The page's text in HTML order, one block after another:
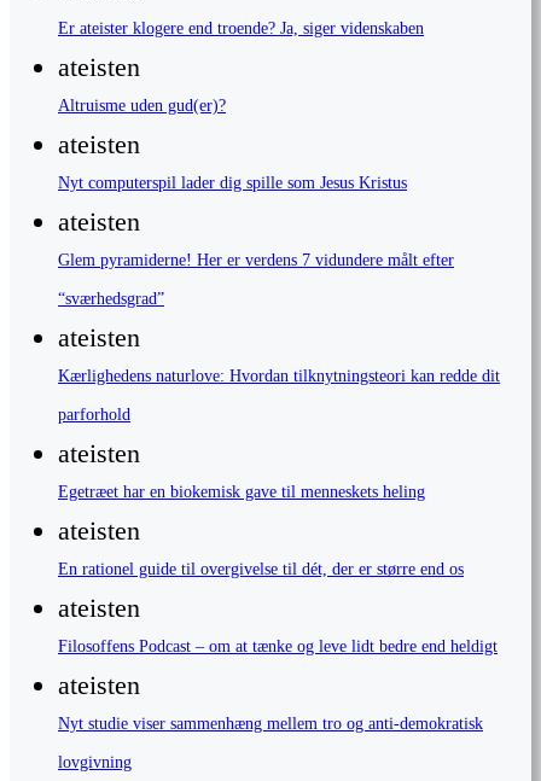
Er ateister klogere end troende? Ja, siger videnskaben
ateisten
Altruisme uden gud(er)?
ateisten
Nyt computerspil lader dig spille som Jesus Kristus
ateisten
Glem pyramiderne! Her er verdens 7 vidundere målt efter
“sværhedsgrad”
ateisten
Kærlighedens naturlove: Hvordan tilknytningsteori kan redde dit
parforhold
ateisten
Egetræet har en biokemisk gave til menneskets heling
ateisten
En rationel guide til overgivelse til dét, der er større end os
ateisten
Filosoffens Podcast – om at tænke og leve lidt bedre end heldigt
ateisten
Nyt studie viser sammenhæng mellem tro og anti-demokratisk
lovgivning